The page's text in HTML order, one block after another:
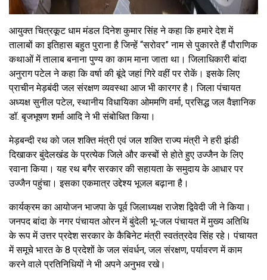
आयुक्त चित्रकूट धाम मंडल दिनेश कुमार सिंह ने कहा कि हमारे देश में
तालाबों का इतिहास बहुत पुराना है जिन्हें “सरोवर” नाम से पुकारते हैं पौराणिक
कथाओं में तालाब बनाना पुण्य का काम माना जाता था। जिलाधिकारी बांदा
अनुराग पटेल ने कहा कि वर्षा की बूंदे जहां गिरे वहीं पर रोकें। इसके लिए
प्राचीन मेड़बंदी जल संरक्षण व्यवस्था आज भी कारगर है। जिला पंचायत
अध्यक्ष सुनील पटेल, स्थानीय विधायिका ओममणि वर्मा, प्रसिद्ध जल वैज्ञानिक
डॉ. बृजभूषण शर्मा आदि ने भी संबोधित किया।
मेड़बन्दी रथ को जल शक्ति मंत्री एवं जल शक्ति राज्य मंत्री ने हरी झंडी
दिखाकर बुंदेलखंड के प्रत्येक जिले और कस्बों से होते हुए उज्जैन के लिए
रवाना किया। यह रथ बगैर सरकार की सहायता के समुदाय के आधार पर
उज्जैन पहुंचा। इसका एकमात्र उद्देश्य भूजल बढ़ाना है।
कार्यक्रम का आयोजन भाजपा के पूर्व जिलाध्यक्ष राजेश द्विवेदी जी ने किया।
जनपद बांदा के नगर पंचायत ओरन में बुंदेली भू-जल पंचायत में मुख्य अतिथि
के रूप में उत्तर प्रदेश सरकार के कैबिनेट मंत्री स्वतंत्रदेव सिंह रहे। पंचायत
में समूचे भारत के 8 प्रदेशों के जल संवर्धन, जल संरक्षण, पर्यावरण में काम
करने वाले प्रतिनिधियों ने भी अपने अनुभव रखे।